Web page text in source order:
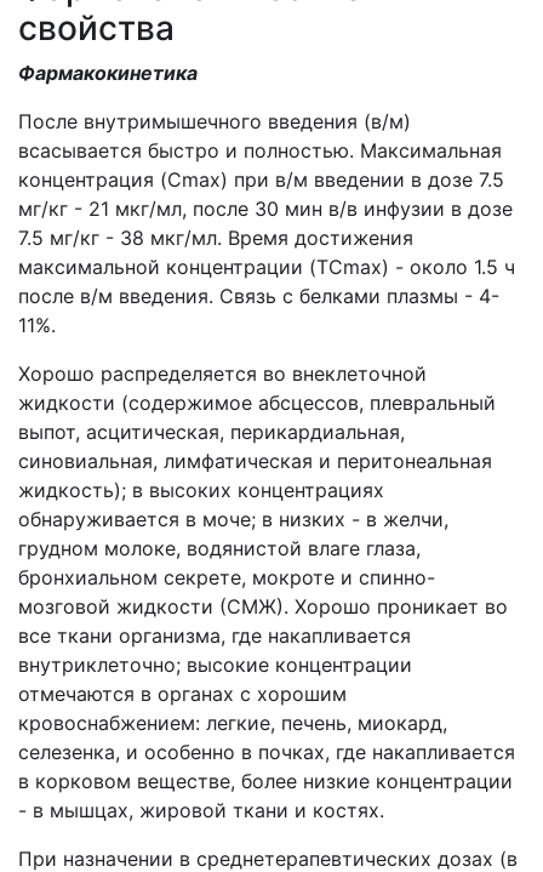
свойства
Фармакокинетика
После внутримышечного введения (в/м)
всасывается быстро и полностью. Максимальная
концентрация (Cmax) при в/м введении в дозе 7.5
мг/кг - 21 мкг/мл, после 30 мин в/в инфузии в дозе
7.5 мг/кг - 38 мкг/мл. Время достижения
максимальной концентрации (TCmax) - около 1.5 ч
после в/м введения. Связь с белками плазмы - 4-
11%.
Хорошо распределяется во внеклеточной
жидкости (содержимое абсцессов, плевральный
выпот, асцитическая, перикардиальная,
синовиальная, лимфатическая и перитонеальная
жидкость); в высоких концентрациях
обнаруживается в моче; в низких - в желчи,
грудном молоке, водянистой влаге глаза,
бронхиальном секрете, мокроте и спинно-
мозговой жидкости (СМЖ). Хорошо проникает во
все ткани организма, где накапливается
внутриклеточно; высокие концентрации
отмечаются в органах с хорошим
кровоснабжением: легкие, печень, миокард,
селезенка, и особенно в почках, где накапливается
в корковом веществе, более низкие концентрации
- в мышцах, жировой ткани и костях.
При назначении в среднетерапевтических дозах (в